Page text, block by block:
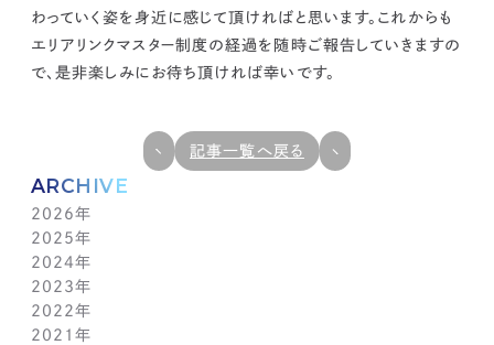
ARCHIVE
2026年
7月(1)
6月(1)
5月(1)
4月(1)
3月(1)
2025年
12月(1)
11月(1)
10月(1)
9月(1)
2024年
11月(1)
10月(1)
9月(1)
2023年
11月(1)
10月(1)
2022年
11月(1)
2021年
わっていく姿を身近に感じて頂ければと思います。これからも
エリアリンクマスター制度の経過を随時ご報告していきますの
で、是非楽しみにお待ち頂ければ幸いです。
記事一覧へ戻る